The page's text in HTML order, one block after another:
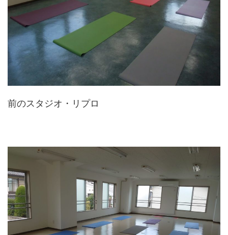
前のスタジオ・リプロ